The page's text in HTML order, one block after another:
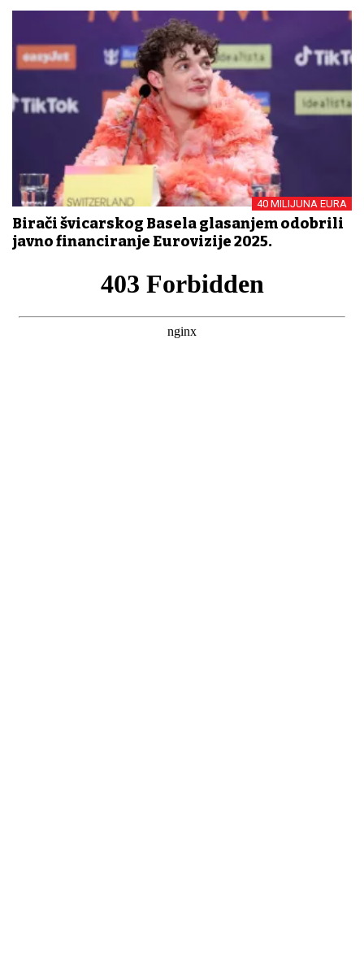
40 MILIJUNA EURA
Birači švicarskog Basela glasanjem odobrili
javno financiranje Eurovizije 2025.